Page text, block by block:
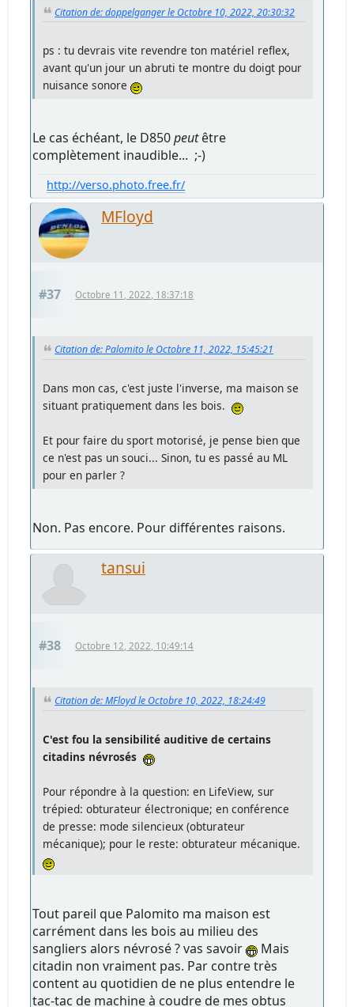
Citation de: doppelganger le Octobre 10, 2022, 20:30:32
ps : tu devrais vite revendre ton matériel reflex,
avant qu'un jour un abruti te montre du doigt pour
nuisance sonore
Le cas échéant, le D850peutêtre
complètement inaudible... ;-)
http://verso.photo.free.fr/
MFloyd
#37 Octobre 11, 2022, 18:37:18
Citation de: Palomito le Octobre 11, 2022, 15:45:21
Dans mon cas, c'est juste l'inverse, ma maison se
situant pratiquement dans les bois.
Et pour faire du sport motorisé, je pense bien que
ce n'est pas un souci... Sinon, tu es passé au ML
pour en parler ?
Non. Pas encore. Pour différentes raisons.
tansui
#38 Octobre 12, 2022, 10:49:14
Citation de: MFloyd le Octobre 10, 2022, 18:24:49
C'est fou la sensibilité auditive de certains
citadins névrosés
Pour répondre à la question: en LifeView, sur
trépied: obturateur électronique; en conférence
de presse: mode silencieux (obturateur
mécanique); pour le reste: obturateur mécanique.
Tout pareil que Palomito ma maison est
carrément dans les bois au milieu des
sangliers alors névrosé ? vas savoir
Mais
citadin non vraiment pas. Par contre très
content au quotidien de ne plus entendre le
tac-tac de machine à coudre de mes obtus